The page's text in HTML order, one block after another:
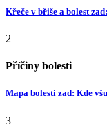
Křeče v břiše a bolest
2
Příčiny bolesti
Mapa bolesti zad: Kde
3